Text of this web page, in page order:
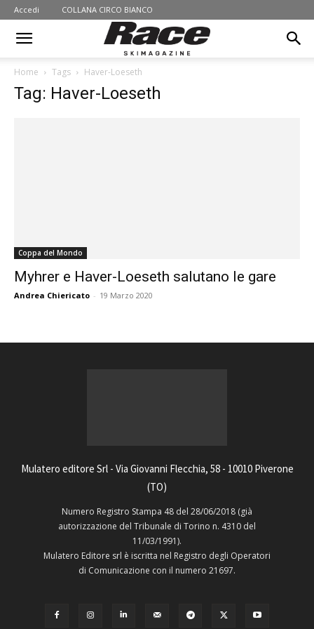
Accedi COLLANA CIRCO BIANCO
Home Tags Haver-Loeseth
Tag: Haver-Loeseth
Coppa del Mondo
Myhrer e Haver-Loeseth salutano le gare
Andrea Chiericato - 19 Marzo 2020
Mulatero editore Srl - Via Giovanni Flecchia, 58 - 10010 Piverone
(TO)
Numero Registro Stampa 48 del 28/06/2018 (già
autorizzazione del Tribunale di Torino n. 4310 del
11/03/1991).
Mulatero Editore srl è iscritta nel Registro degli Operatori
di Comunicazione con il numero 21697.